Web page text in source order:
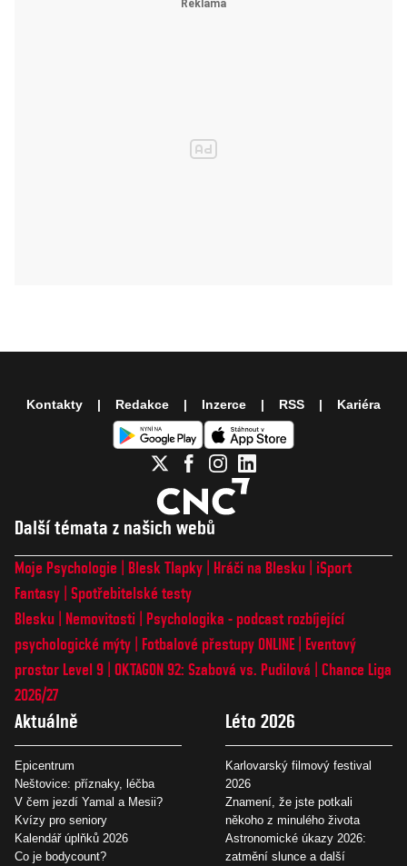
Další témata z našich webů
Moje Psychologie Blesk Tlapky Hráči na Blesku
iSport
Fantasy Spotřebitelské testy
Blesku
Nemovitosti
Psychologika - podcast rozbíjející
psychologické mýty
Fotbalové přestupy ONLINE
Eventový
prostor Level 9 OKTAGON 92: Szabová vs. Pudilová
Chance Liga
2026/27
Aktuálně
Epicentrum
Neštovice: příznaky, léčba
V čem jezdí Yamal a Mesii?
Kvízy pro seniory
Kalendář úplňků 2026
Co je bodycount?
Léto 2026
Karlovarský filmový festival
2026
Znamení, že jste potkali
někoho z minulého života
Astronomické úkazy 2026:
zatmění slunce a další
Kontakty Redakce Inzerce RSS Kariéra